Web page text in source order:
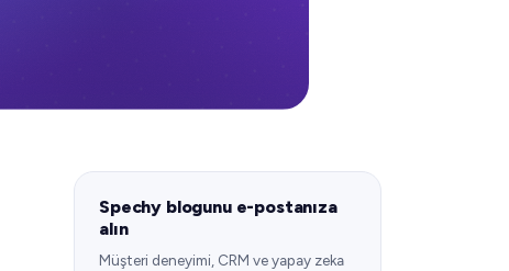
Spechy blogunu e-postanıza
alın
Müşteri deneyimi, CRM ve yapay zeka